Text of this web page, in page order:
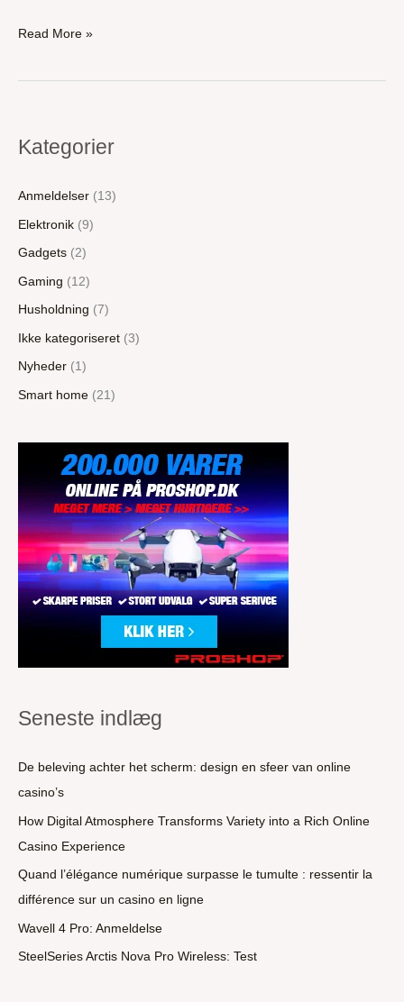
»
i
Read More »
Kategorier
Anmeldelser (13)
Elektronik (9)
Gadgets (2)
Gaming (12)
Husholdning (7)
Ikke kategoriseret (3)
Nyheder (1)
Smart home (21)
Seneste indlæg
De beleving achter het scherm: design en sfeer van online
casino’s
How Digital Atmosphere Transforms Variety into a Rich Online
Casino Experience
Quand l’élégance numérique surpasse le tumulte : ressentir la
différence sur un casino en ligne
Wavell 4 Pro: Anmeldelse
SteelSeries Arctis Nova Pro Wireless: Test